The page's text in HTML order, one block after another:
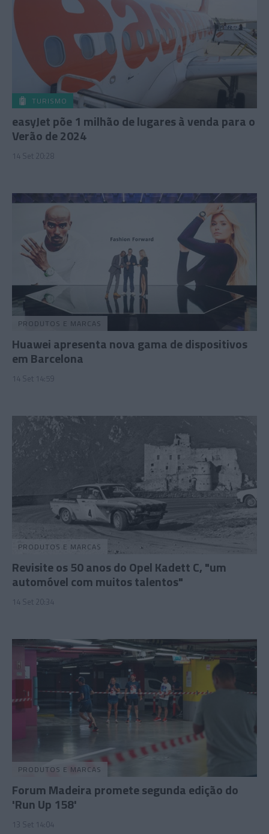
TURISMO
easyJet põe 1 milhão de lugares à venda para o
Verão de 2024
14 Set 20:28
PRODUTOS E MARCAS
Huawei apresenta nova gama de dispositivos
em Barcelona
14 Set 14:59
PRODUTOS E MARCAS
Revisite os 50 anos do Opel Kadett C, "um
automóvel com muitos talentos"
14 Set 20:34
PRODUTOS E MARCAS
Forum Madeira promete segunda edição do
'Run Up 158'
13 Set 14:04